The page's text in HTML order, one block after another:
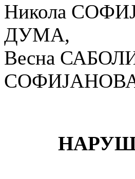
Никола
ДУМА,
Весна